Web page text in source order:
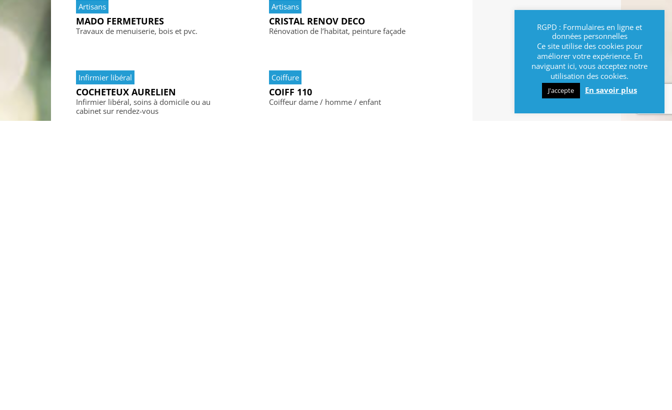
Artisans
MADO FERMETURES
Travaux de menuiserie, bois et pvc.
Artisans
CRISTAL RENOV DECO
Rénovation de l’habitat, peinture façade
Infirmier libéral
COCHETEUX AURELIEN
Infirmier libéral, soins à domicile ou au
cabinet sur rendez-vous
Coiffure
COIFF 110
Coiffeur dame / homme / enfant
RGPD : Formulaires en ligne et
données personnelles
Ce site utilise des cookies pour
améliorer votre expérience. En
naviguant ici, vous acceptez notre
utilisation des cookies.
J'accepte En savoir plus